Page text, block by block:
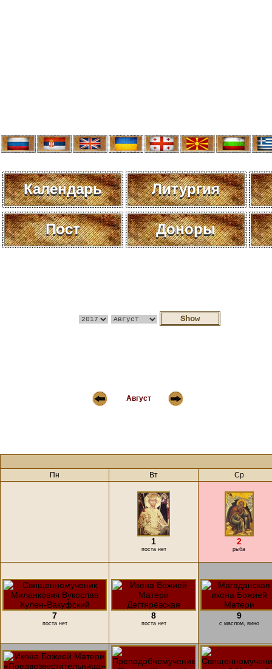
Календарь Литургия
Пост Доноры
Август
Пн Вт Ср
1
поста нет
2
рыба
7
поста нет
8
поста нет
9
с маслом, вино